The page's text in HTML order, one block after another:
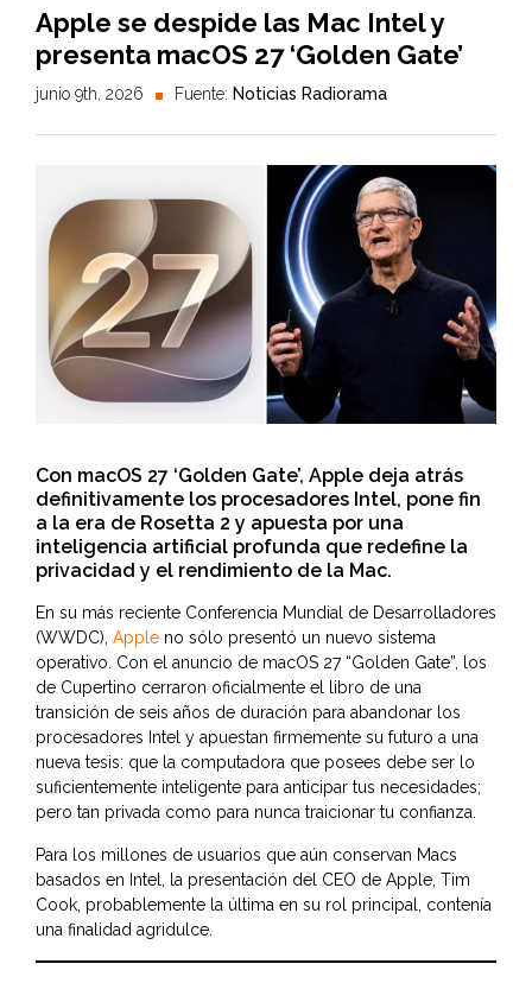
Apple se despide las Mac Intel y
presenta macOS 27 ‘Golden Gate’
junio 9th, 2026 Fuente: Noticias Radiorama
Con macOS 27 ‘Golden Gate’, Apple deja atrás
definitivamente los procesadores Intel, pone fin
a la era de Rosetta 2 y apuesta por una
inteligencia artificial profunda que redefine la
privacidad y el rendimiento de la Mac.
En su más reciente Conferencia Mundial de Desarrolladores
(WWDC), Apple no sólo presentó un nuevo sistema
operativo. Con el anuncio de macOS 27 “Golden Gate”, los
de Cupertino cerraron oficialmente el libro de una
transición de seis años de duración para abandonar los
procesadores Intel y apuestan firmemente su futuro a una
nueva tesis: que la computadora que posees debe ser lo
suficientemente inteligente para anticipar tus necesidades;
pero tan privada como para nunca traicionar tu confianza.
Para los millones de usuarios que aún conservan Macs
basados en Intel, la presentación del CEO de Apple, Tim
Cook, probablemente la última en su rol principal, contenía
una finalidad agridulce.